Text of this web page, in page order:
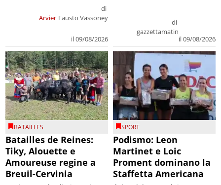
Arvier
di
Fausto Vassoney
il 09/08/2026
di
gazzettamatin
il 09/08/2026
BATAILLES
Batailles de Reines:
Tiky, Alouette e
Amoureuse regine a
Breuil-Cervinia
SPORT
Podismo: Leon
Martinet e Loic
Proment dominano la
Staffetta Americana